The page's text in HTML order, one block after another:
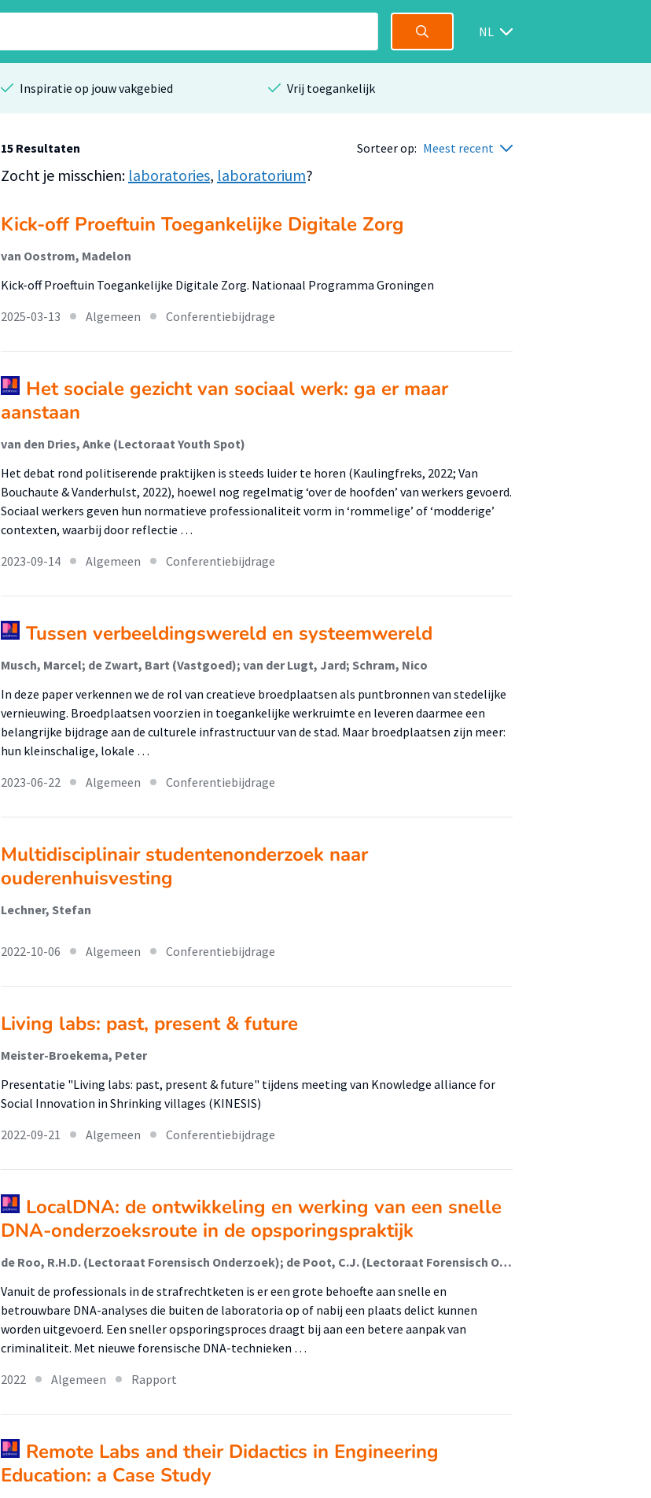
NL
Inspiratie op jouw vakgebied Vrij toegankelijk
15 Resultaten Sorteer op: Meest recent
Zocht je misschien: laboratories, laboratorium?
Kick-off Proeftuin Toegankelijke Digitale Zorg
van Oostrom, Madelon
Kick-off Proeftuin Toegankelijke Digitale Zorg. Nationaal Programma Groningen
2025-03-13
Algemeen Conferentiebijdrage
Het sociale gezicht van sociaal werk: ga er maar
aanstaan
van den Dries, Anke (Lectoraat Youth Spot)
Het debat rond politiserende praktijken is steeds luider te horen (Kaulingfreks, 2022; Van
Bouchaute & Vanderhulst, 2022), hoewel nog regelmatig ‘over de hoofden’ van werkers gevoerd.
Sociaal werkers geven hun normatieve professionaliteit vorm in ‘rommelige’ of ‘modderige’
contexten, waarbij door reflectie …
2023-09-14
Algemeen Conferentiebijdrage
Tussen verbeeldingswereld en systeemwereld
Musch, Marcel; de Zwart, Bart (Vastgoed); van der Lugt, Jard; Schram, Nico
In deze paper verkennen we de rol van creatieve broedplaatsen als puntbronnen van stedelijke
vernieuwing. Broedplaatsen voorzien in toegankelijke werkruimte en leveren daarmee een
belangrijke bijdrage aan de culturele infrastructuur van de stad. Maar broedplaatsen zijn meer:
hun kleinschalige, lokale …
2023-06-22
Algemeen Conferentiebijdrage
Multidisciplinair studentenonderzoek naar
ouderenhuisvesting
Lechner, Stefan
2022-10-06 Algemeen Conferentiebijdrage
Living labs: past, present & future
Meister-Broekema, Peter
Presentatie "Living labs: past, present & future" tijdens meeting van Knowledge alliance for
Social Innovation in Shrinking villages (KINESIS)
2022-09-21
Algemeen Conferentiebijdrage
LocalDNA: de ontwikkeling en werking van een snelle
DNA-onderzoeksroute in de opsporingspraktijk
de Roo, R.H.D. (Lectoraat Forensisch Onderzoek); de Poot, C.J. (Lectoraat Forensisch Onderzoek)
Vanuit de professionals in de strafrechtketen is er een grote behoefte aan snelle en
betrouwbare DNA-analyses die buiten de laboratoria op of nabij een plaats delict kunnen
worden uitgevoerd. Een sneller opsporingsproces draagt bij aan een betere aanpak van
criminaliteit. Met nieuwe forensische DNA-technieken …
2022
Algemeen Rapport
Remote Labs and their Didactics in Engineering
Education: a Case Study